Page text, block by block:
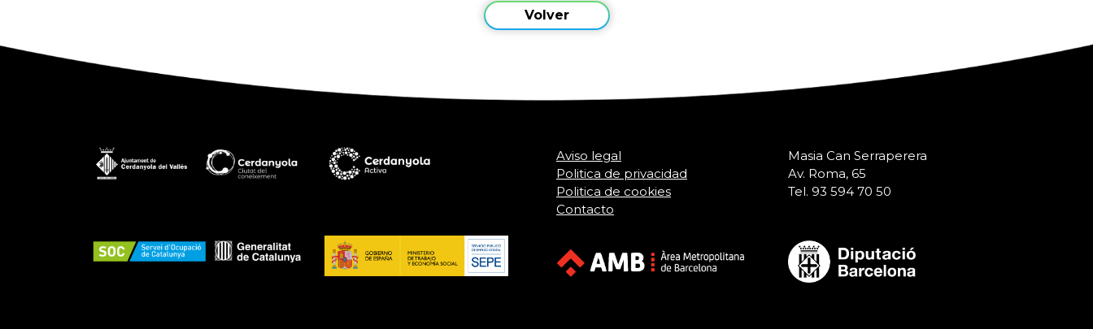
Volver
Aviso legal
Politica de privacidad
Politica de cookies
Contacto
Masia Can Serraperera
Av. Roma, 65
Tel. 93 594 70 50